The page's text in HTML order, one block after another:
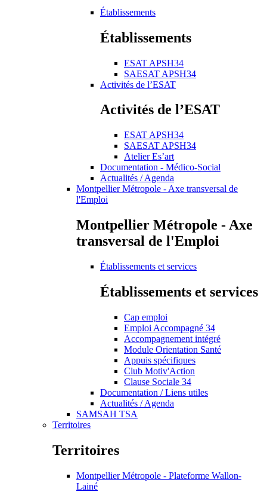
Établissements
Établissements
ESAT APSH34
SAESAT APSH34
Activités de l’ESAT
Activités de l’ESAT
ESAT APSH34
SAESAT APSH34
Atelier Es’art
Documentation - Médico-Social
Actualités / Agenda
Montpellier Métropole - Axe transversal de
l'Emploi
Montpellier Métropole - Axe
transversal de l'Emploi
Établissements et services
Établissements et services
Cap emploi
Emploi Accompagné 34
Accompagnement intégré
Module Orientation Santé
Appuis spécifiques
Club Motiv'Action
Clause Sociale 34
Documentation / Liens utiles
Actualités / Agenda
SAMSAH TSA
Territoires
Territoires
Montpellier Métropole - Plateforme Wallon-
Lainé